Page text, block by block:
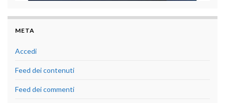
META
Accedi
Feed dei contenuti
Feed dei commenti